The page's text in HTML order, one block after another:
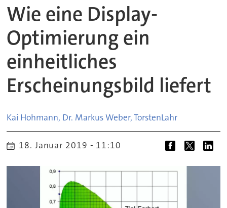
Wie eine Display-
Optimierung ein
einheitliches
Erscheinungsbild liefert
Kai Hohmann, Dr. Markus Weber, TorstenLahr
18. Januar 2019 - 11:10